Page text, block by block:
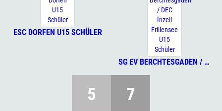
ESC DORFEN U15 SCHÜLER
SG EV BERCHTESGADEN / DEC INZELL FRILLENSEE U15 SCHÜLER
5 7